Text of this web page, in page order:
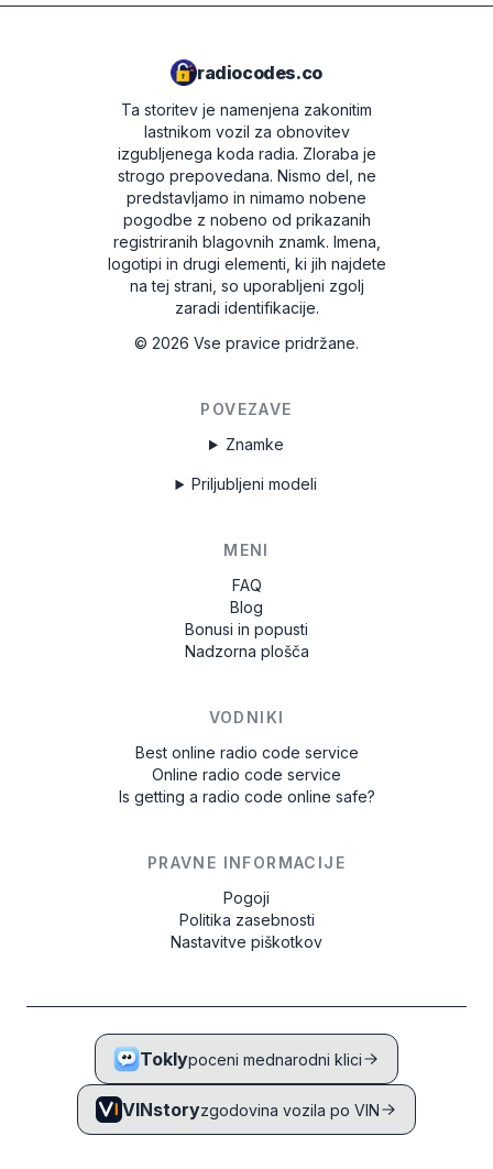
A4080
radiocodes.co
Ta storitev je namenjena zakonitim
lastnikom vozil za obnovitev
izgubljenega koda radia. Zloraba je
strogo prepovedana. Nismo del, ne
predstavljamo in nimamo nobene
pogodbe z nobeno od prikazanih
registriranih blagovnih znamk. Imena,
logotipi in drugi elementi, ki jih najdete
na tej strani, so uporabljeni zgolj
zaradi identifikacije.
© 2026 Vse pravice pridržane.
POVEZAVE
Znamke
Priljubljeni modeli
MENI
FAQ
Blog
Bonusi in popusti
Nadzorna plošča
VODNIKI
Best online radio code service
Online radio code service
Is getting a radio code online safe?
PRAVNE INFORMACIJE
Pogoji
Politika zasebnosti
Nastavitve piškotkov
Toklypoceni mednarodni klici
VINstoryzgodovina vozila po VIN